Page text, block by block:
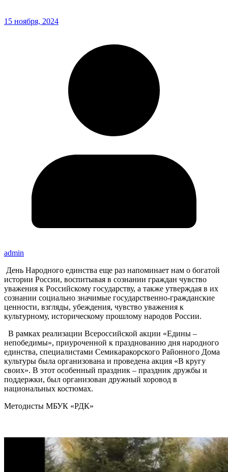
15 ноября, 2024
admin
День Народного единства еще раз напоминает нам о богатой
истории России, воспитывая в сознании граждан чувство
уважения к Российскому государству, а также утверждая в их
сознании социально значимые государственно-гражданские
ценности, взгляды, убеждения, чувство уважения к
культурному, историческому прошлому народов России.
В рамках реализации Всероссийской акции «Едины –
непобедимы», приуроченной к празднованию дня народного
единства, специалистами Семикаракорского Районного Дома
культуры была организована и проведена акция «В кругу
своих». В этот особенный праздник – праздник дружбы и
поддержки, был организован дружный хоровод в
национальных костюмах.
Методисты МБУК «РДК»